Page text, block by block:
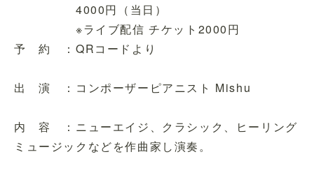
4000円（当日）
※ライブ配信 チケット2000円
予 約 ：QRコードより
出 演 ：コンポーザーピアニスト Mishu
内 容 ：ニューエイジ、クラシック、ヒーリング
ミュージックなどを作曲家し演奏。